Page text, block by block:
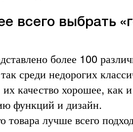
всего выбрать
более 100
среди недорогих
качество хорошее, как
функций и дизайн.
товара лучше всего